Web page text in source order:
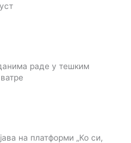
раде у тешким
на платформи „Ко си,